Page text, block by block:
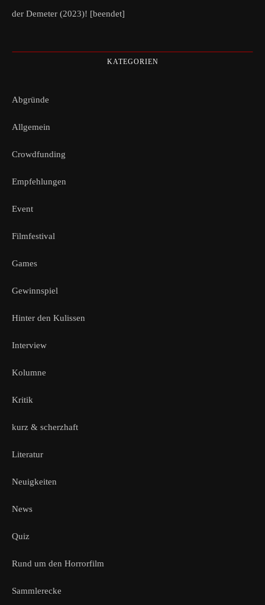
der Demeter (2023)! [beendet]
KATEGORIEN
Abgründe
Allgemein
Crowdfunding
Empfehlungen
Event
Filmfestival
Games
Gewinnspiel
Hinter den Kulissen
Interview
Kolumne
Kritik
kurz & scherzhaft
Literatur
Neuigkeiten
News
Quiz
Rund um den Horrorfilm
Sammlerecke